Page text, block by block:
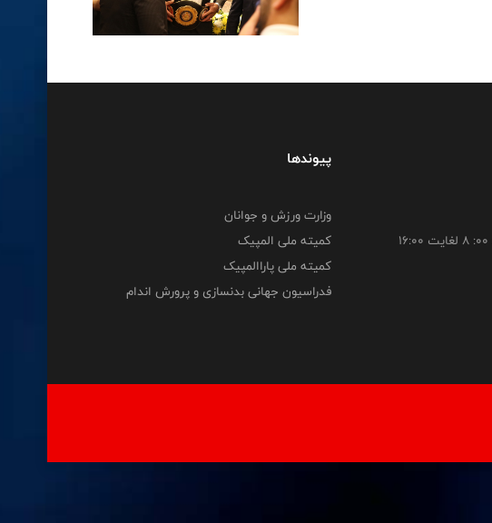
پیوندها
وزارت ورزش و جوانان
کمیته ملی المپیک
کمیته ملی پاراالمپیک
فدراسیون جهانی بدنسازی و پرورش اندام